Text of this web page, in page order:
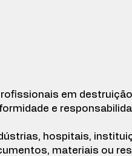
em
e
hospitais,
materiais ou